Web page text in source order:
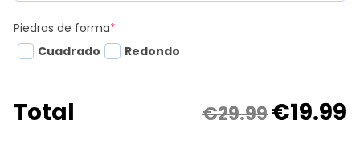
Piedras de forma*
Cuadrado
Redondo
Total €29.99€19.99